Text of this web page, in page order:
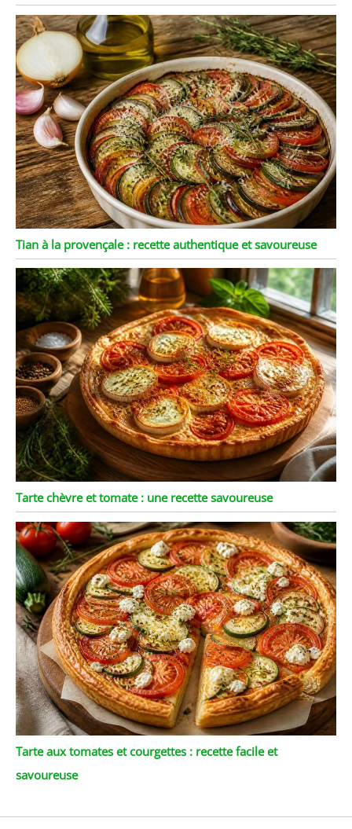
Tian à la provençale : recette authentique et savoureuse
Tarte chèvre et tomate : une recette savoureuse
Tarte aux tomates et courgettes : recette facile et
savoureuse